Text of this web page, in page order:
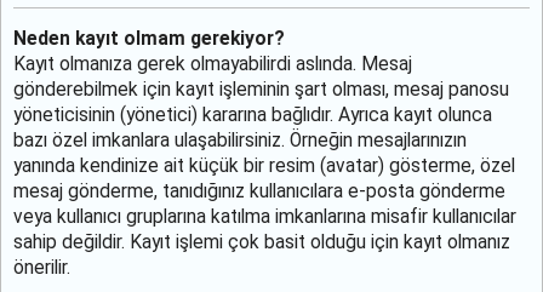
Neden kayıt olmam gerekiyor?
Kayıt olmanıza gerek olmayabilirdi aslında. Mesaj
gönderebilmek için kayıt işleminin şart olması, mesaj panosu
yöneticisinin (yönetici) kararına bağlıdır. Ayrıca kayıt olunca
bazı özel imkanlara ulaşabilirsiniz. Örneğin mesajlarınızın
yanında kendinize ait küçük bir resim (avatar) gösterme, özel
mesaj gönderme, tanıdığınız kullanıcılara e-posta gönderme
veya kullanıcı gruplarına katılma imkanlarına misafir kullanıcılar
sahip değildir. Kayıt işlemi çok basit olduğu için kayıt olmanız
önerilir.